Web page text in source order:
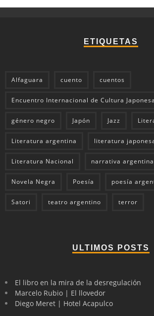
ETIQUETAS
Alfaguara cuento cuentos
Encuentro Internacional de Cultura Japonesa
género negro Japón Jazz
Literatura argentina literatura
Literatura Nacional narrativa argentina
Novela Negra Poesía poesía
Satori teatro argentino terror
ULTIMOS POSTS
El libro en la mira de la desregulación
Marcelo Rubio | El llovedor
Diego Meret | Hotel Acapulco